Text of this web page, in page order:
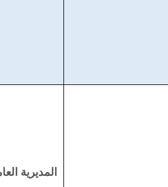
المديرية